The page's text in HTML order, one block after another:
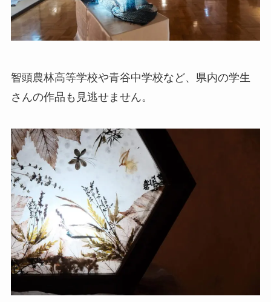
智頭農林高等学校や青谷中学校など、県内の学生
さんの作品も見逃せません。